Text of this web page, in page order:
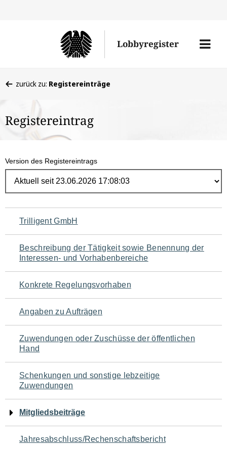
Lobbyregister
Menü
befinden
hier:
zurück zu: Registereinträge
Registereintrag
Version des Registereintrags
Navigation
für
den
Seiteninhalt
Trilligent GmbH
Beschreibung der Tätigkeit sowie Benennung der
Interessen- und Vorhabenbereiche
Konkrete Regelungsvorhaben
Angaben zu Aufträgen
Zuwendungen oder Zuschüsse der öffentlichen
Hand
Schenkungen und sonstige lebzeitige
Zuwendungen
Mitgliedsbeiträge
Jahresabschluss/Rechenschaftsbericht